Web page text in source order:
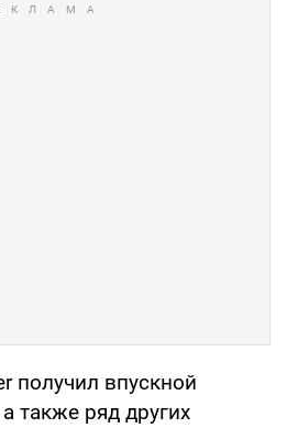
получил впускной
также ряд других